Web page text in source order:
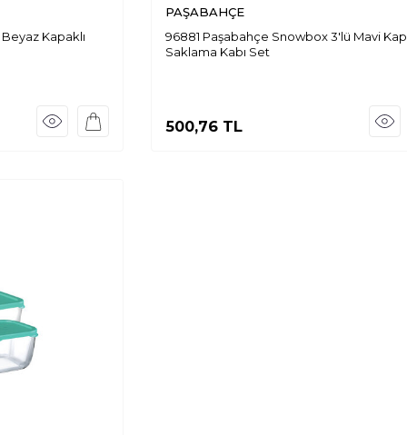
Kapaklı
PAŞABAHÇE
96881 Paşabahçe Snowbox 3'lü Mavi
Saklama Kabı Set
500,76TL